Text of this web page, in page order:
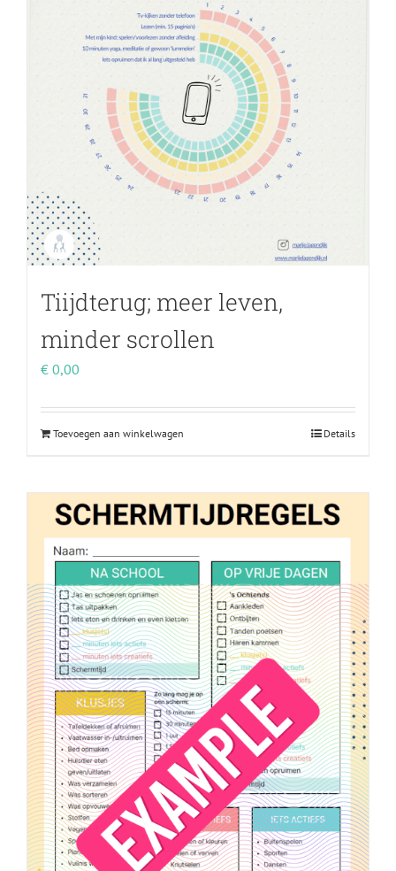
Tiijdterug; meer leven,
minder scrollen
€ 0,00
Toevoegen aan winkelwagen Details